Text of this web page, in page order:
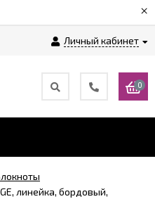
×
Личный кабинет
0
линейка, бордовый,